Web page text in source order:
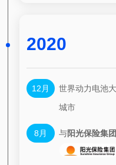
2020
12月
世界动力电池
城市
8月 与阳光保险集